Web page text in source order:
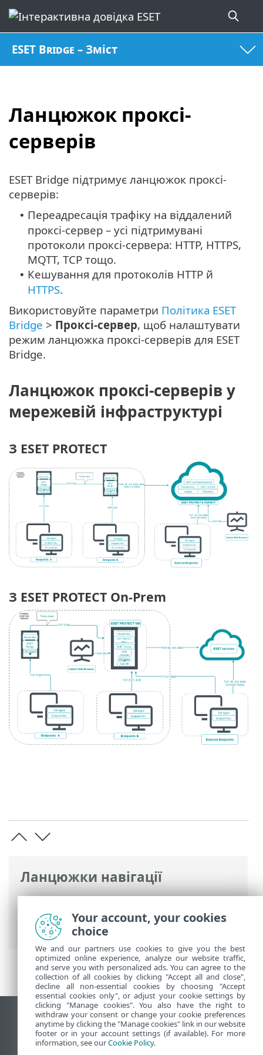
ESET Bridge – Зміст
Ланцюжок проксі-
серверів
Ланцюжки навігації
Інтерактивна довідка ESET>ESET Bridge
Загальний опис ESET Bridge>
Ланцюжок проксі-серверів
ESET Bridge підтримує ланцюжок проксі-
серверів:
• Переадресація трафіку на віддалений
проксі-сервер – усі підтримувані
протоколи проксі-сервера: HTTP, HTTPS,
MQTT, TCP тощо.
• Кешування для протоколів HTTP й
HTTPS.
Використовуйте параметри Політика ESET
Bridge > Проксі-сервер, щоб налаштувати
режим ланцюжка проксі-серверів для ESET
Bridge.
Ланцюжок проксі-серверів у
мережевій інфраструктурі
З ESET PROTECT
З ESET PROTECT On-Prem
Переглянути повну версію
End of Life
База знань ESET
Your account, your cookies
choice
We and our partners use cookies to give you the best
optimized online experience, analyze our website traffic,
and serve you with personalized ads. You can agree to the
collection of all cookies by clicking "Accept all and close",
decline all non-essential cookies by choosing "Accept
essential cookies only", or adjust your cookie settings by
clicking "Manage cookies". You also have the right to
withdraw your consent or change your cookie preferences
anytime by clicking the "Manage cookies" link in our website
footer or in your account settings (if available). For more
information, see ourCookie Policy.